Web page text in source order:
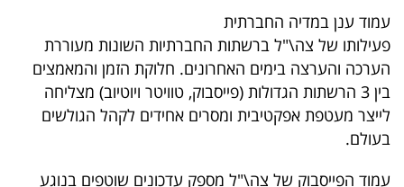
ניוזלטרים
מייל
אדום
עמוד ענן במדיה החברתית
פעילותו של צה\"ל ברשתות החברתיות השונות מעוררת
הערכה והערצה בימים האחרונים. חלוקת הזמן והמאמצים
בין 3 הרשתות הגדולות (פייסבוק, טוויטר ויוטיוב) מצליחה
לייצר מעטפת אפקטיבית ומסרים אחידים לקהל הגולשים
בעולם.
עמוד הפייסבוק של צה\"ל מספק עדכונים שוטפים בנוגע